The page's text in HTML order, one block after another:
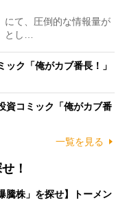
て、圧倒的な情報量が
とし…
ク「俺がカブ番長！」
コミック「俺がカブ番
一覧を見る
！
騰株」を探せ】トーメン